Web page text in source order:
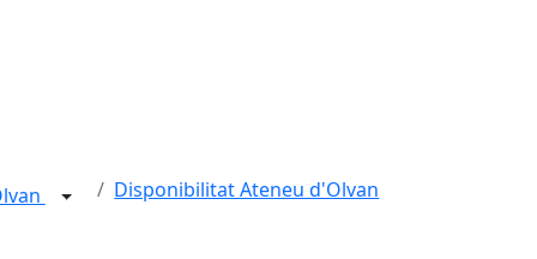
Disponibilitat Ateneu d'Olvan